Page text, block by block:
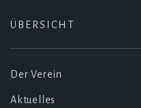
ÜBERSICHT
Der Verein
Aktuelles